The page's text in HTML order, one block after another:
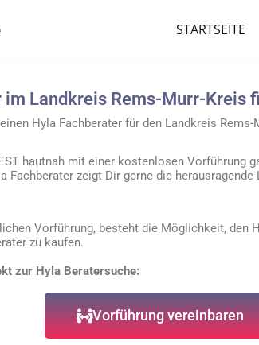
STARTSEITE
im Landkreis Rems-Murr-Kreis
Hyla Fachberater für den Landkreis Rems-
hautnah mit einer kostenlosen Vorführung
Fachberater zeigt Dir gerne die
Vorführung, besteht die Möglichkeit, den
zu kaufen.
zur Hyla Beratersuche:
Vorführung vereinbaren